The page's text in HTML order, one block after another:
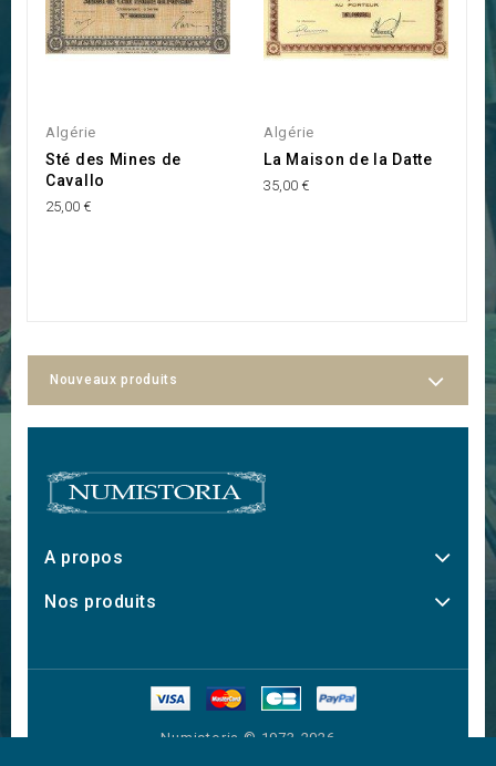
Algérie
Sté des Mines de
Cavallo
25,00 €
Algérie
La Maison de la Datte
35,00 €
Nouveaux produits
A propos
Nos produits
Numistoria © 1973-2026